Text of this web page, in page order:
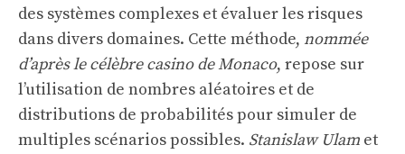
des systèmes complexes et évaluer les risques
dans divers domaines. Cette méthode, nommée
d’après le célèbre casino de Monaco, repose sur
l’utilisation de nombres aléatoires et de
distributions de probabilités pour simuler de
multiples scénarios possibles. Stanislaw Ulam et